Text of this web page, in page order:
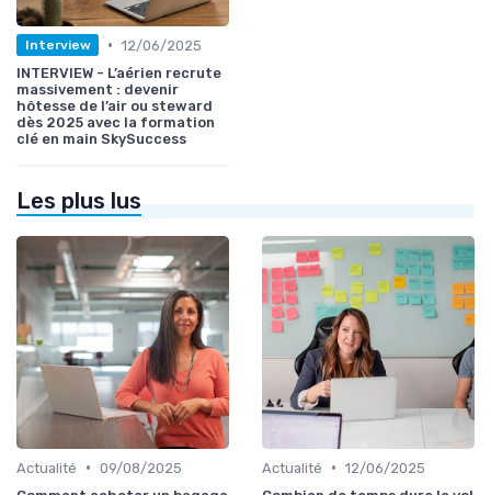
Interview • 12/06/2025
INTERVIEW - L’aérien recrute
massivement : devenir
hôtesse de l’air ou steward
dès 2025 avec la formation
clé en main SkySuccess
Les plus lus
Actualité • 09/08/2025
Actualité • 12/06/2025